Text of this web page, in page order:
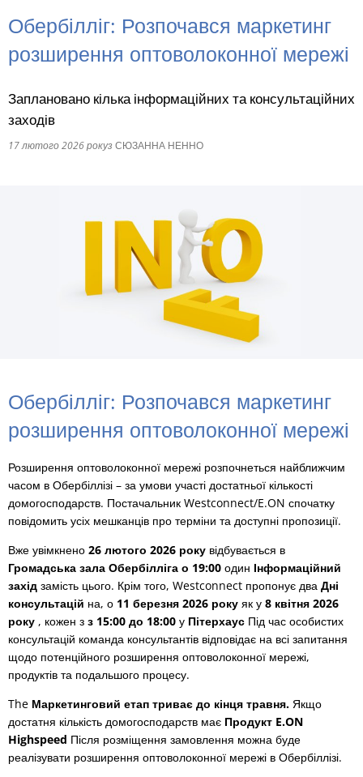
Обербілліг: Розпочався маркетинг
розширення оптоволоконної мережі
Заплановано кілька інформаційних та консультаційних
заходів
17 лютого 2026 рокузСЮЗАННА НЕННО
Обербілліг: Розпочався маркетинг
розширення оптоволоконної мережі
Розширення оптоволоконної мережі розпочнеться найближчим
часом в Обербіллізі – за умови участі достатньої кількості
домогосподарств. Постачальник Westconnect/E.ON спочатку
повідомить усіх мешканців про терміни та доступні пропозиції.
Вже увімкнено 26 лютого 2026 року відбувається в
Громадська зала Обербілліга о 19:00 один Інформаційний
захід замість цього. Крім того, Westconnect пропонує два Дні
консультацій на, о 11 березня 2026 року як у 8 квітня 2026
року , кожен з з 15:00 до 18:00 у Пітерхаус Під час особистих
консультацій команда консультантів відповідає на всі запитання
щодо потенційного розширення оптоволоконної мережі,
продуктів та подальшого процесу.
The Маркетинговий етап триває до кінця травня. Якщо
достатня кількість домогосподарств має Продукт E.ON
Highspeed Після розміщення замовлення можна буде
реалізувати розширення оптоволоконної мережі в Обербіллізі.